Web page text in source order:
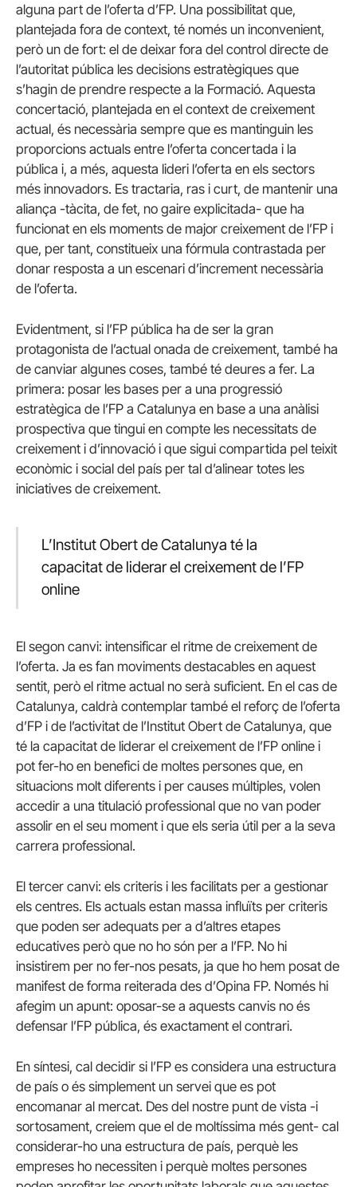
alguna part de l’oferta d’FP. Una possibilitat que,
plantejada fora de context, té només un inconvenient,
però un de fort: el de deixar fora del control directe de
l’autoritat pública les decisions estratègiques que
s’hagin de prendre respecte a la Formació. Aquesta
concertació, plantejada en el context de creixement
actual, és necessària sempre que es mantinguin les
proporcions actuals entre l’oferta concertada i la
pública i, a més, aquesta lideri l’oferta en els sectors
més innovadors. Es tractaria, ras i curt, de mantenir una
aliança -tàcita, de fet, no gaire explicitada- que ha
funcionat en els moments de major creixement de l’FP i
que, per tant, constitueix una fórmula contrastada per
donar resposta a un escenari d’increment necessària
de l’oferta.
Evidentment, si l’FP pública ha de ser la gran
protagonista de l’actual onada de creixement, també ha
de canviar algunes coses, també té deures a fer. La
primera: posar les bases per a una progressió
estratègica de l’FP a Catalunya en base a una anàlisi
prospectiva que tingui en compte les necessitats de
creixement i d’innovació i que sigui compartida pel teixit
econòmic i social del país per tal d’alinear totes les
iniciatives de creixement.
L’Institut Obert de Catalunya té la
capacitat de liderar el creixement de l’FP
online
El segon canvi: intensificar el ritme de creixement de
l’oferta. Ja es fan moviments destacables en aquest
sentit, però el ritme actual no serà suficient. En el cas de
Catalunya, caldrà contemplar també el reforç de l’oferta
d’FP i de l’activitat de l’Institut Obert de Catalunya, que
té la capacitat de liderar el creixement de l’FP online i
pot fer-ho en benefici de moltes persones que, en
situacions molt diferents i per causes múltiples, volen
accedir a una titulació professional que no van poder
assolir en el seu moment i que els seria útil per a la seva
carrera professional.
El tercer canvi: els criteris i les facilitats per a gestionar
els centres. Els actuals estan massa influïts per criteris
que poden ser adequats per a d’altres etapes
educatives però que no ho són per a l’FP. No hi
insistirem per no fer-nos pesats, ja que ho hem posat de
manifest de forma reiterada des d’Opina FP. Només hi
afegim un apunt: oposar-se a aquests canvis no és
defensar l’FP pública, és exactament el contrari.
En síntesi, cal decidir si l’FP es considera una estructura
de país o és simplement un servei que es pot
encomanar al mercat. Des del nostre punt de vista -i
sortosament, creiem que el de moltíssima més gent- cal
considerar-ho una estructura de país, perquè les
empreses ho necessiten i perquè moltes persones